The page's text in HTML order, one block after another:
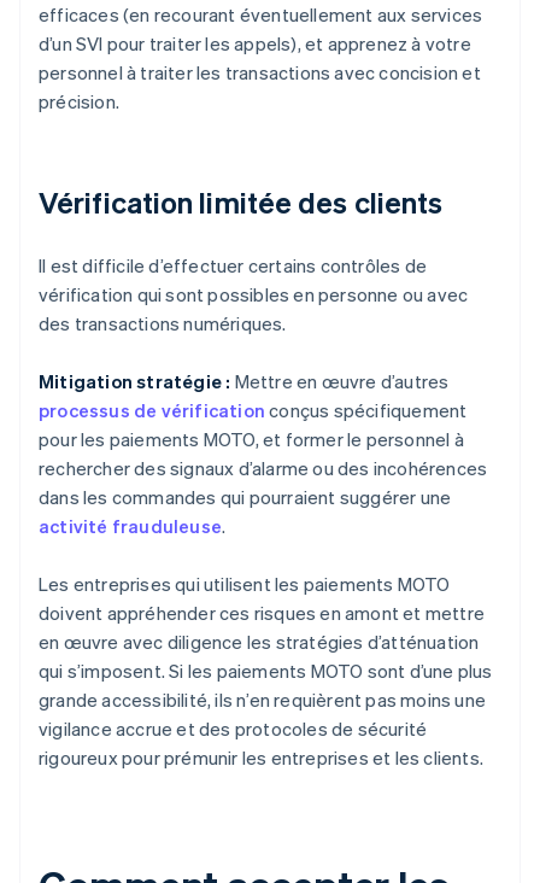
efficaces (en recourant éventuellement aux services
d’un SVI pour traiter les appels), et apprenez à votre
personnel à traiter les transactions avec concision et
précision.
Vérification limitée des clients
Il est difficile d’effectuer certains contrôles de
vérification qui sont possibles en personne ou avec
des transactions numériques.
Mitigation stratégie : Mettre en œuvre d’autres
processus de vérification conçus spécifiquement
pour les paiements MOTO, et former le personnel à
rechercher des signaux d’alarme ou des incohérences
dans les commandes qui pourraient suggérer une
activité frauduleuse.
Les entreprises qui utilisent les paiements MOTO
doivent appréhender ces risques en amont et mettre
en œuvre avec diligence les stratégies d’atténuation
qui s’imposent. Si les paiements MOTO sont d’une plus
grande accessibilité, ils n’en requièrent pas moins une
vigilance accrue et des protocoles de sécurité
rigoureux pour prémunir les entreprises et les clients.